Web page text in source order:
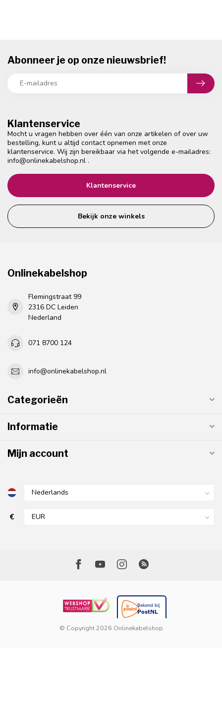
Klantenservice
Mocht u vragen hebben over één van onze artikelen of over uw
bestelling, kunt u altijd contact opnemen met onze
klantenservice. Wij zijn bereikbaar via het volgende e-mailadres:
info@onlinekabelshop.nl .
Klantenservice
Bekijk onze winkels
Abonneer je op onze nieuwsbrief!
Onlinekabelshop
Flemingstraat 99
2316 DC Leiden
Nederland
071 8700 124
info@onlinekabelshop.nl
Categorieën
Informatie
Mijn account
€
© Copyright 2026 Onlinekabelshop